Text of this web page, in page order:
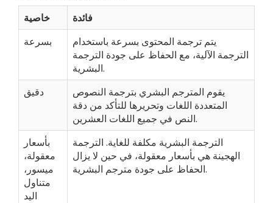
خاصية
فائدة
بسرعة
يتم ترجمة المحتوى بسرعة باستخدام
الترجمة الآلية، مع الحفاظ على جودة الترجمة
البشرية.
دقيق
يقوم المترجم البشري بترجمة النصوص
المتعددة اللغات وتحريرها للتأكد من دقة
النص في جميع اللغات العشرين.
بأسعار
معقولة،
ميسور،
متناول
اليد
الترجمة البشرية مكلفة للغاية. الترجمة
الهجينة هي بأسعار معقولة، في حين لا يزال
الحفاظ على جودة مترجم البشرية.